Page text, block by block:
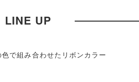
LINE UP
で組み合わせたリボンカラー